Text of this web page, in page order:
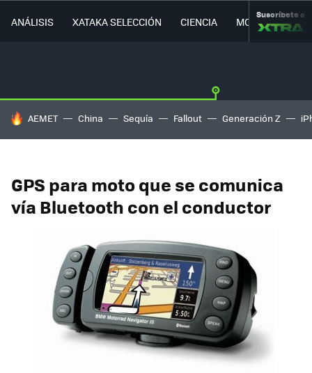
ANÁLISIS XATAKA SELECCIÓN CIENCIA MOVILIDAD
Suscríbete a
HOY SE HABLA DE
AEMET China Sequía Fallout Generación Z
GPS para moto que se comunica
vía Bluetooth con el conductor